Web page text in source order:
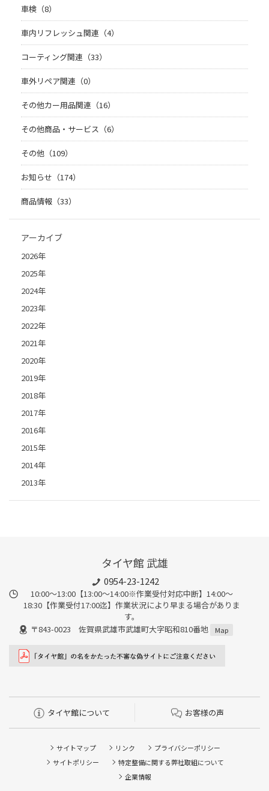
車検（8）
車内リフレッシュ関連（4）
コーティング関連（33）
車外リペア関連（0）
その他カー用品関連（16）
その他商品・サービス（6）
その他（109）
お知らせ（174）
商品情報（33）
アーカイブ
2026年
2025年
2024年
2023年
2022年
2021年
2020年
2019年
2018年
2017年
2016年
2015年
2014年
2013年
タイヤ館 武雄
0954-23-1242
10:00～13:00【13:00～14:00※作業受付対応中断】14:00～
18:30【作業受付17:00迄】作業状況により早まる場合がありま
す。
〒843-0023 佐賀県武雄市武雄町大字昭和810番地
Map
タイヤ館について お客様の声
サイトマップ リンク
プライバシーポリシー
サイトポリシー
特定整備に関する弊社取組について
企業情報